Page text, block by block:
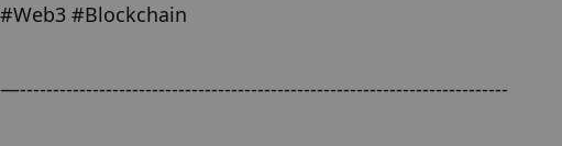
#Web3 #Blockchain
—--------------------------------------------------------------------------